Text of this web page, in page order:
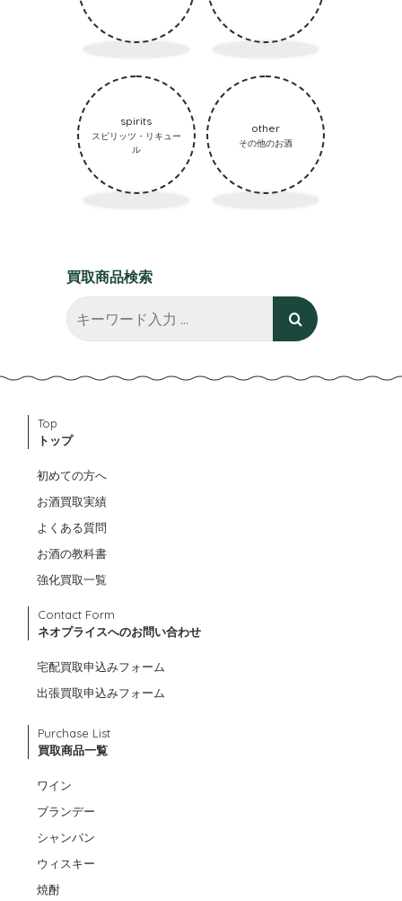
spirits
スピリッツ・リキュー
ル
other
その他のお酒
買取商品検索
Top
トップ
初めての方へ
お酒買取実績
よくある質問
お酒の教科書
強化買取一覧
Contact Form
ネオプライスへのお問い合わせ
宅配買取申込みフォーム
出張買取申込みフォーム
Purchase List
買取商品一覧
ワイン
ブランデー
シャンパン
ウィスキー
焼酎